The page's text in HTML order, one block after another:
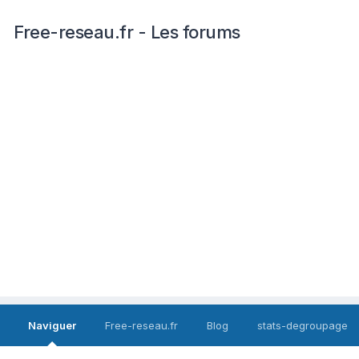
Free-reseau.fr - Les forums
Naviguer Free-reseau.fr Blog stats-degroupage